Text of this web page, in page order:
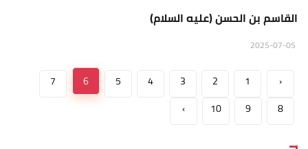
القاسم بن الحسن (عليه السلام)
‹
1
2
3
4
5
6
7
8
9
10
›